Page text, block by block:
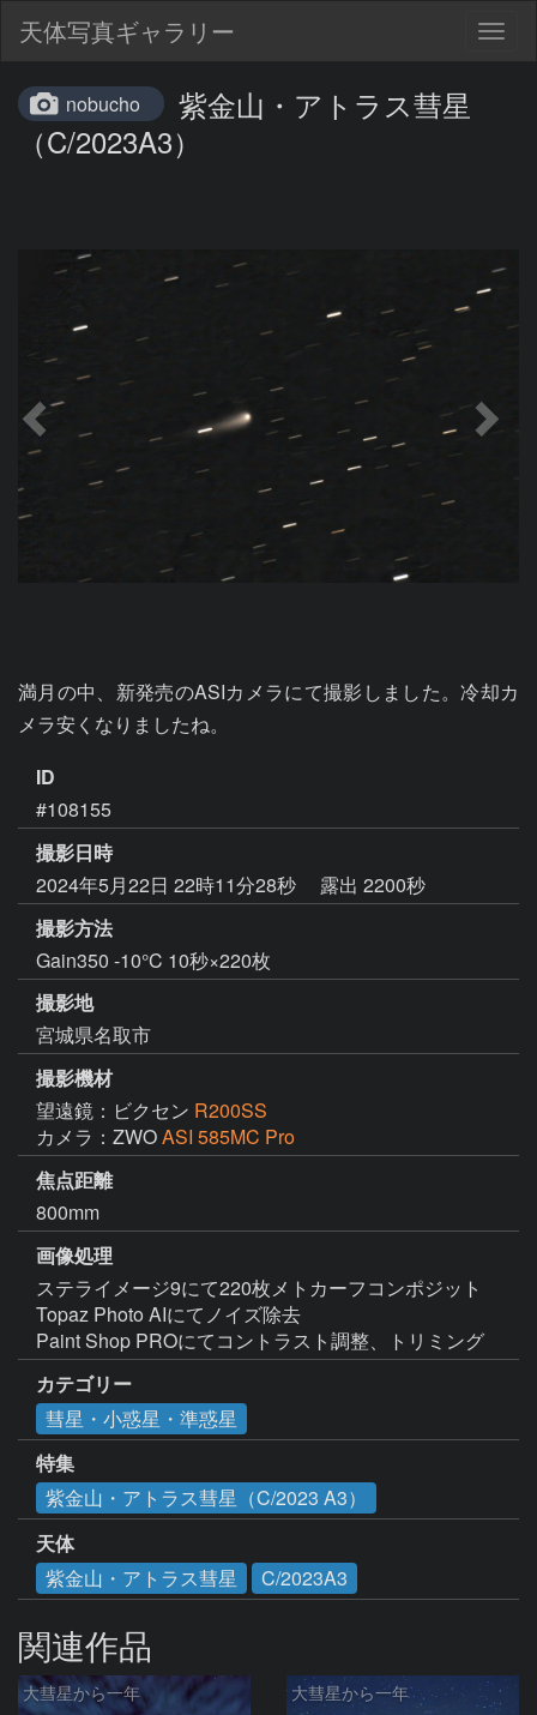
天体写真ギャラリー
nobucho
紫金山・アトラス彗星
（C/2023A3）
満月の中、新発売のASIカメラにて撮影しました。冷却カ
メラ安くなりましたね。
ID
#108155
撮影日時
2024年5月22日 22時11分28秒
露出 2200秒
撮影方法
Gain350 -10°C 10秒×220枚
撮影地
宮城県名取市
撮影機材
望遠鏡：ビクセン R200SS
カメラ：ZWOASI 585MC Pro
焦点距離
800mm
画像処理
ステライメージ9にて220枚メトカーフコンポジット
Topaz Photo AIにてノイズ除去
Paint Shop PROにてコントラスト調整、トリミング
カテゴリー
彗星・小惑星・準惑星
特集
紫金山・アトラス彗星（C/2023 A3）
天体
紫金山・アトラス彗星
C/2023A3
関連作品
大彗星から一年 大彗星から一年